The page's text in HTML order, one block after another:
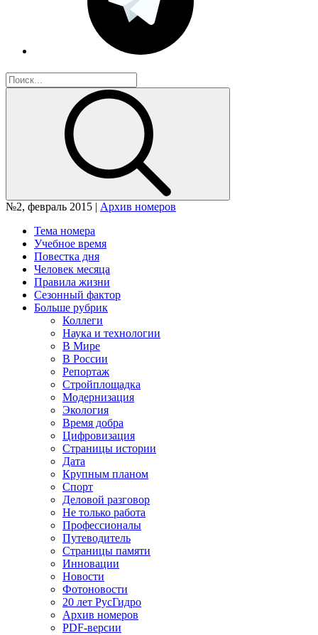
№2, февраль 2015 | Архив номеров
Тема номера
Учебное время
Повестка дня
Человек месяца
Правила жизни
Сезонный фактор
Больше рубрик
Коллеги
Наука и технологии
В Мире
В России
Репортаж
Стройплощадка
Модернизация
Экология
Время добра
Цифровизация
Страницы истории
Дата
Крупным планом
Спорт
Деловой разговор
Не только работа
Профессионалы
Путеводитель
Страницы памяти
Инновации
Новости
Фотоновости
20 лет РусГидро
Архив номеров
PDF-версии